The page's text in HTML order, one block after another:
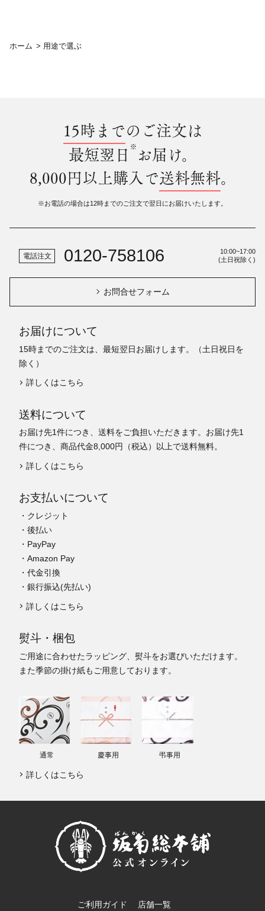
ホーム > 用途で選ぶ
15時までのご注文は
最短翌日 ※ お届け。
8,000円以上購入で送料無料。
※お電話の場合は12時までのご注文で翌日にお届けいたします。
電話注文 0120-758106
10:00~17:00
(土日祝除く)
お問合せフォーム
お届けについて
15時までのご注文は、最短翌日お届けします。（土日祝日を
除く）
詳しくはこちら
送料について
お届け先1件につき、送料をご負担いただきます。お届け先1
件につき、商品代金8,000円（税込）以上で送料無料。
詳しくはこちら
お支払いについて
・クレジット
・後払い
・PayPay
・Amazon Pay
・代金引換
・銀行振込(先払い)
詳しくはこちら
熨斗・梱包
ご用途に合わせたラッピング、熨斗をお選びいただけます。
また季節の掛け紙もご用意しております。
通常 慶事用 弔事用
詳しくはこちら
ご利用ガイド 店舗一覧